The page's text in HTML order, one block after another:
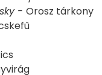
- Orosz tárkony